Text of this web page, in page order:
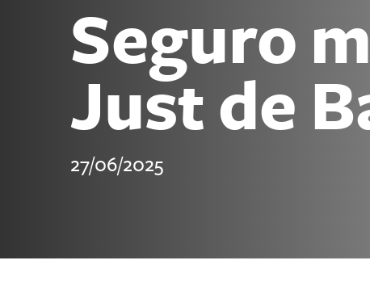
Seguro
Just de
27/06/2025